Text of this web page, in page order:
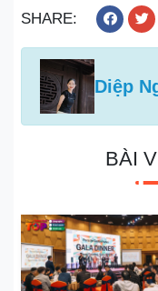
SHARE:
Diệp
BÀI